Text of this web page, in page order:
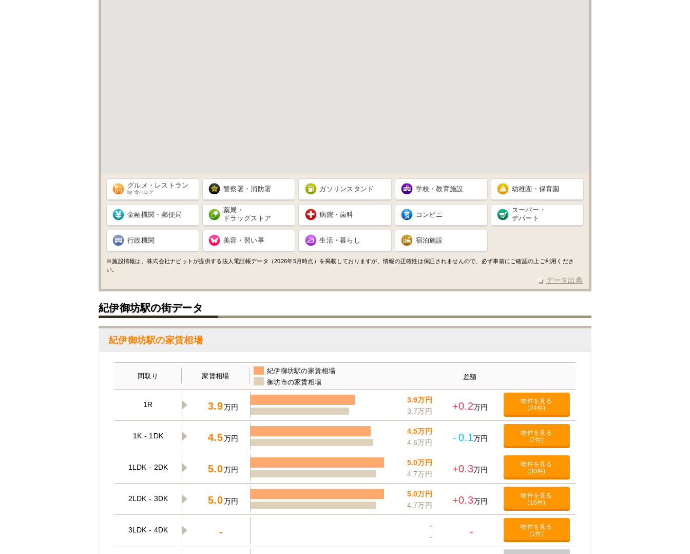
グルメ・レストラン
by 食べログ 警察署・消防署 ガソリンスタンド 学校・教育施設 幼稚園・保育園
金融機関・郵便局
薬局・
ドラッグストア
病院・歯科 コンビニ
スーパー・
デパート
行政機関 美容・習い事 生活・暮らし 宿泊施設
※施設情報は、株式会社ナビットが提供する法人電話帳データ（2026年5月時点）を掲載しておりますが、情報の正確性は保証されませんので、必ず事前にご確認の上ご利用くださ
い。
データ出典
紀伊御坊駅の街データ
紀伊御坊駅の家賃相場
間取り 家賃相場
紀伊御坊駅の家賃相場
御坊市の家賃相場
差額
1R 3.9万円
3.9万円
3.7万円
+0.2万円
物件を見る
(24件)
1K - 1DK 4.5万円
4.5万円
4.6万円
-0.1万円
物件を見る
(7件)
1LDK - 2DK 5.0万円
5.0万円
4.7万円
+0.3万円
物件を見る
(30件)
2LDK - 3DK 5.0万円
5.0万円
4.7万円
+0.3万円
物件を見る
(16件)
3LDK - 4DK -
-
-
-
物件を見る
(1件)